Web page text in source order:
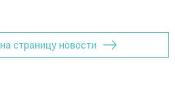
страницу новости